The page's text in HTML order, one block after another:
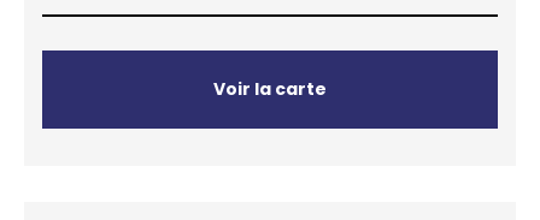
Voir la carte